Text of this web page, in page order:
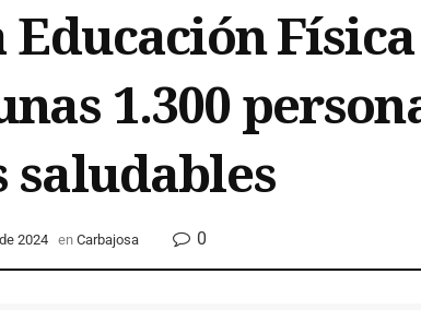
Educación
1.300
saludables
2024 en Carbajosa 0